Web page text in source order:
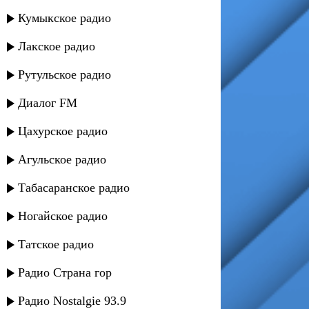
Кумыкское радио
Лакское радио
Рутульское радио
Диалог FM
Цахурское радио
Агульское радио
Табасаранское радио
Ногайское радио
Татское радио
Радио Страна гор
Радио Nostalgie 93.9